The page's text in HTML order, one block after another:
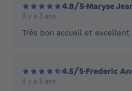
4.8/5·Maryse
Il y a 3 ans
Très bon accueil et
4.5/5·Frederic
Il y a 3 ans